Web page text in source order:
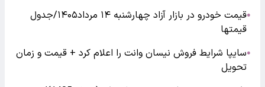
●
قیمت خودرو در بازار آزاد چهارشنبه ۱۴ مرداد۱۴۰۵/جدول
قیمتها
●سایپا شرایط فروش نیسان وانت را اعلام کرد + قیمت و زمان
تحویل